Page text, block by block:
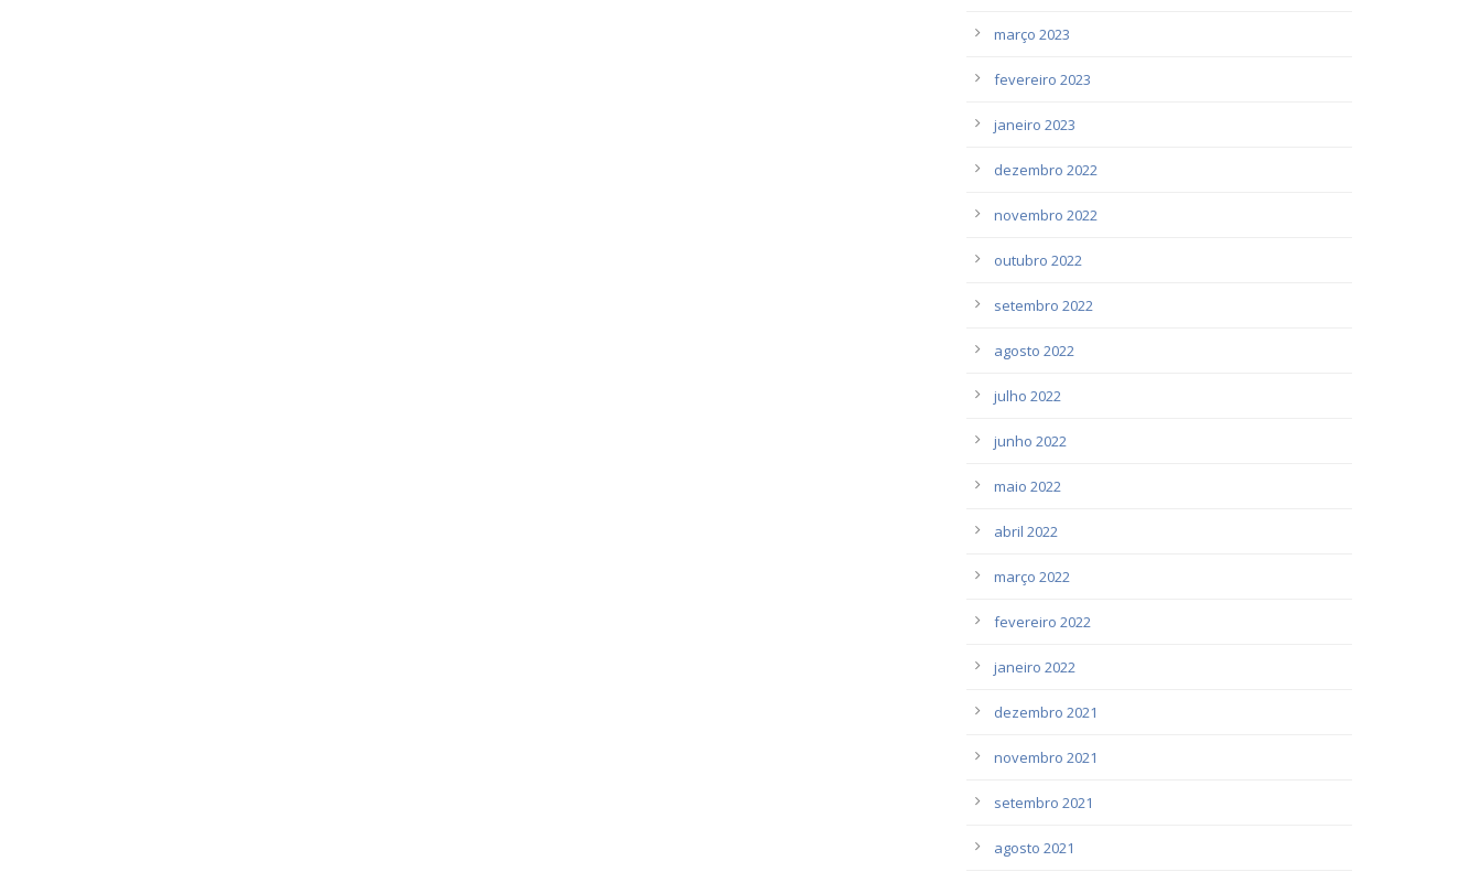
março 2023
fevereiro 2023
janeiro 2023
dezembro 2022
novembro 2022
outubro 2022
setembro 2022
agosto 2022
julho 2022
junho 2022
maio 2022
abril 2022
março 2022
fevereiro 2022
janeiro 2022
dezembro 2021
novembro 2021
setembro 2021
agosto 2021